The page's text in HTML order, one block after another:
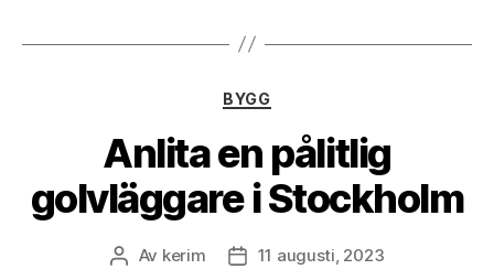
Kategorier
BYGG
Anlita en pålitlig
golvläggare i Stockholm
Inläggsförfattare
Av kerim Inläggsdatum
11 augusti, 2023